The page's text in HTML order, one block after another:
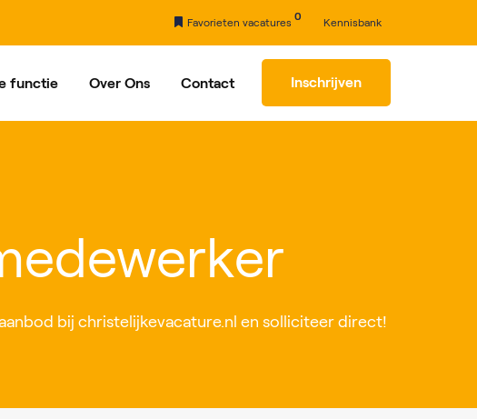
Favorieten vacatures
0
Kennisbank
functie Over Ons Contact Inschrijven
bij christelijkevacature.nl en solliciteer direct!